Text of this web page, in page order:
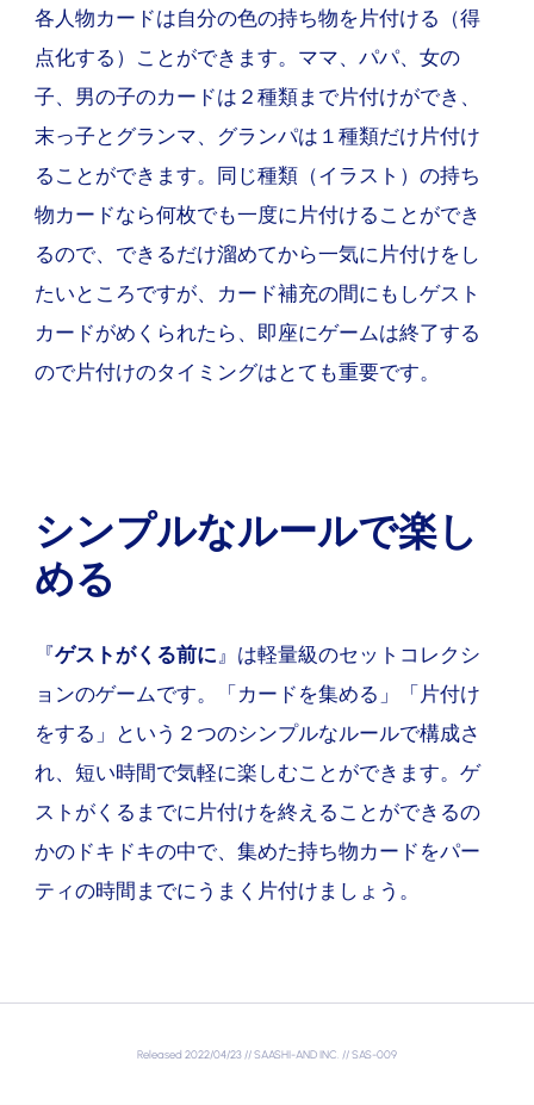
各人物カードは自分の色の持ち物を片付ける（得
点化する）ことができます。ママ、パパ、女の
子、男の子のカードは２種類まで片付けができ、
末っ子とグランマ、グランパは１種類だけ片付け
ることができます。同じ種類（イラスト）の持ち
物カードなら何枚でも一度に片付けることができ
るので、できるだけ溜めてから一気に片付けをし
たいところですが、カード補充の間にもしゲスト
カードがめくられたら、即座にゲームは終了する
ので片付けのタイミングはとても重要です。
シンプルなルールで楽し
める
『ゲストがくる前に』は軽量級のセットコレクシ
ョンのゲームです。「カードを集める」「片付け
をする」という２つのシンプルなルールで構成さ
れ、短い時間で気軽に楽しむことができます。ゲ
ストがくるまでに片付けを終えることができるの
かのドキドキの中で、集めた持ち物カードをパー
ティの時間までにうまく片付けましょう。
Released 2022/04/23 // SAASHI-AND INC. // SAS-009